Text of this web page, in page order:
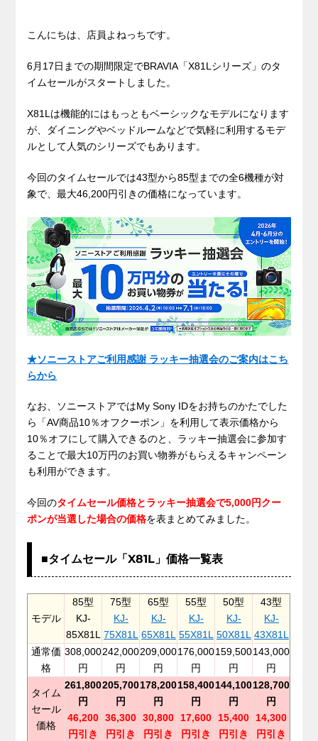
こんにちは、店員よねっちです。
6月17日までの期間限定でBRAVIA「X81Lシリーズ」のタ
イムセールがスタートしました。
X81Lは機能的にはもっともベーシックなモデルになります
が、ダイニングやベッドルームなどで気軽に利用するモデ
ルとして人気のシリーズでもあります。
今回のタイムセールでは43型から85型までの全6機種が対
象で、最大46,200円引きの価格になっています。
★ソニーストアご利用感謝 ラッキー抽選会のご案内はこち
らから
なお、ソニーストアではMy Sony IDをお持ちのかたでした
ら「AV商品10％オフクーポン」を利用して表示価格から
10％オフにして購入できるのと、ラッキー抽選会に参加す
ることで最大10万円のお買い物券がもらえるキャンペーン
も利用ができます。
今回のタイムセール価格とラッキー抽選会で5,000円クー
ポンが当選した場合の価格を表まとめてみました。
■タイムセール「X81L」価格一覧表
モデル
85型
KJ-
85X81L
75型
KJ-
75X81L
65型
KJ-
65X81L
55型
KJ-
55X81L
50型
KJ-
50X81L
43型
KJ-
43X81L
通常価
格
308,000
円
242,000
円
209,000
円
176,000
円
159,500
円
143,000
円
タイム
セール
価格
261,800
円
46,200
円引き
205,700
円
36,300
円引き
178,200
円
30,800
円引き
158,400
円
17,600
円引き
144,100
円
15,400
円引き
128,700
円
14,300
円引き